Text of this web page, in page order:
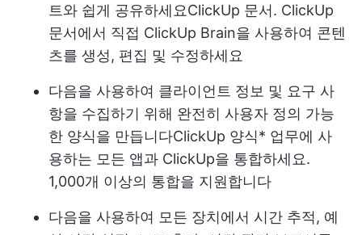
트와 쉽게 공유하세요ClickUp 문서. ClickUp
문서에서 직접 ClickUp Brain을 사용하여 콘텐
츠를 생성, 편집 및 수정하세요
다음을 사용하여 클라이언트 정보 및 요구 사
항을 수집하기 위해 완전히 사용자 정의 가능
한 양식을 만듭니다ClickUp 양식* 업무에 사
용하는 모든 앱과 ClickUp을 통합하세요.
1,000개 이상의 통합을 지원합니다
다음을 사용하여 모든 장치에서 시간 추적, 예